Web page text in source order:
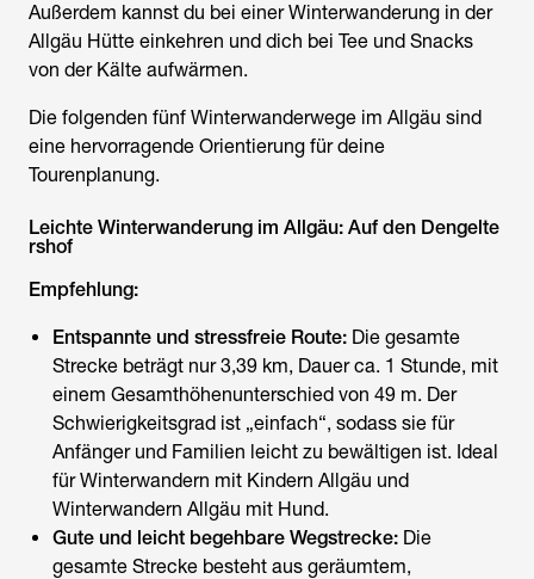
Außerdem kannst du bei einer Winterwanderung in der
Allgäu Hütte einkehren und dich bei Tee und Snacks
von der Kälte aufwärmen.
Die folgenden fünf Winterwanderwege im Allgäu sind
eine hervorragende Orientierung für deine
Tourenplanung.
Leichte Winterwanderung im Allgäu: Auf den Dengelte
rshof
Empfehlung:
Entspannte und stressfreie Route: Die gesamte
Strecke beträgt nur 3,39 km, Dauer ca. 1 Stunde, mit
einem Gesamthöhenunterschied von 49 m. Der
Schwierigkeitsgrad ist „einfach“, sodass sie für
Anfänger und Familien leicht zu bewältigen ist. Ideal
für Winterwandern mit Kindern Allgäu und
Winterwandern Allgäu mit Hund.
Gute und leicht begehbare Wegstrecke: Die
gesamte Strecke besteht aus geräumtem,